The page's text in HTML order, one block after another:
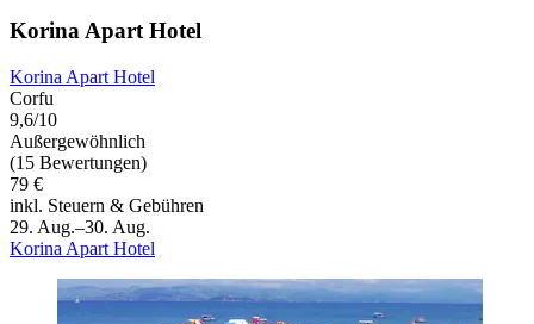
Korina Apart Hotel
Korina Apart Hotel
Corfu
9,6/10
Außergewöhnlich
(15 Bewertungen)
79 €
inkl. Steuern & Gebühren
29. Aug.–30. Aug.
Korina Apart Hotel